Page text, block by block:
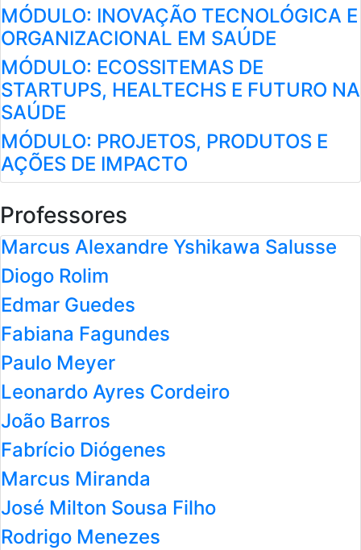
MÓDULO: INOVAÇÃO TECNOLÓGICA E
ORGANIZACIONAL EM SAÚDE
MÓDULO: ECOSSITEMAS DE
STARTUPS, HEALTECHS E FUTURO NA
SAÚDE
MÓDULO: PROJETOS, PRODUTOS E
AÇÕES DE IMPACTO
Professores
Marcus Alexandre Yshikawa Salusse
Diogo Rolim
Edmar Guedes
Fabiana Fagundes
Paulo Meyer
Leonardo Ayres Cordeiro
João Barros
Fabrício Diógenes
Marcus Miranda
José Milton Sousa Filho
Rodrigo Menezes